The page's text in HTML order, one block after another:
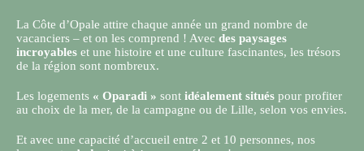
La Côte d’Opale attire chaque année un grand nombre de
vacanciers – et on les comprend ! Avec des paysages
incroyables et une histoire et une culture fascinantes, les trésors
de la région sont nombreux.
Les logements « Oparadi » sont idéalement situés pour profiter
au choix de la mer, de la campagne ou de Lille, selon vos envies.
Et avec une capacité d’accueil entre 2 et 10 personnes, nos